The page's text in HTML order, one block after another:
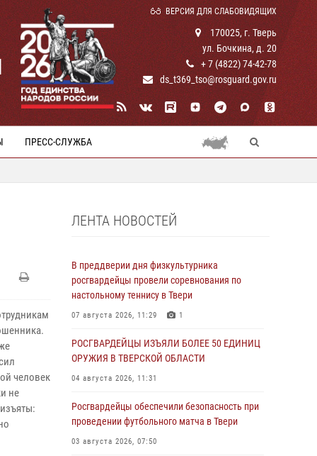
ВЕРСИЯ ДЛЯ СЛАБОВИДЯЩИХ
170025, г. Тверь
ул. Бочкина, д. 20
+ 7 (4822) 74-42-78
ds_t369_tso@rosguard.gov.ru
ПРЕСС-СЛУЖБА
человек
не
ЛЕНТА НОВОСТЕЙ
В преддверии дня физкультурника
росгвардейцы провели соревнования по
настольному теннису в Твери
07 августа 2026, 11:29 1
РОСГВАРДЕЙЦЫ ИЗЪЯЛИ БОЛЕЕ 50 ЕДИНИЦ
ОРУЖИЯ В ТВЕРСКОЙ ОБЛАСТИ
04 августа 2026, 11:31
Росгвардейцы обеспечили безопасность при
проведении футбольного матча в Твери
03 августа 2026, 07:50